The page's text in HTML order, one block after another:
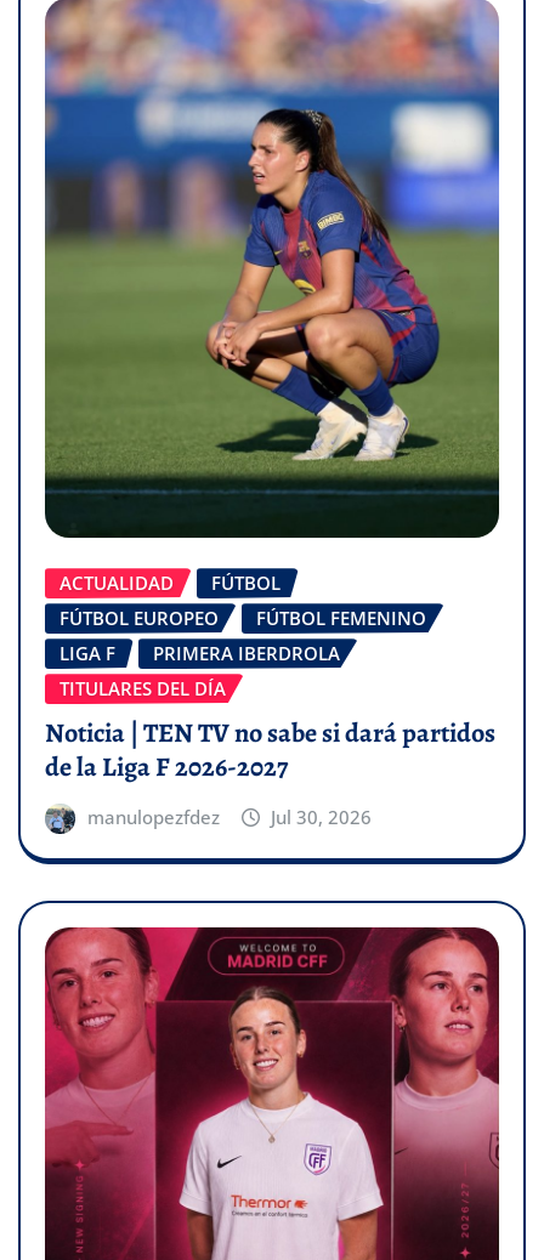
ACTUALIDAD
FÚTBOL
FÚTBOL EUROPEO
FÚTBOL FEMENINO
LIGA F
PRIMERA IBERDROLA
TITULARES DEL DÍA
Noticia | TEN TV no sabe si dará partidos
de la Liga F 2026-2027
manulopezfdez Jul 30, 2026